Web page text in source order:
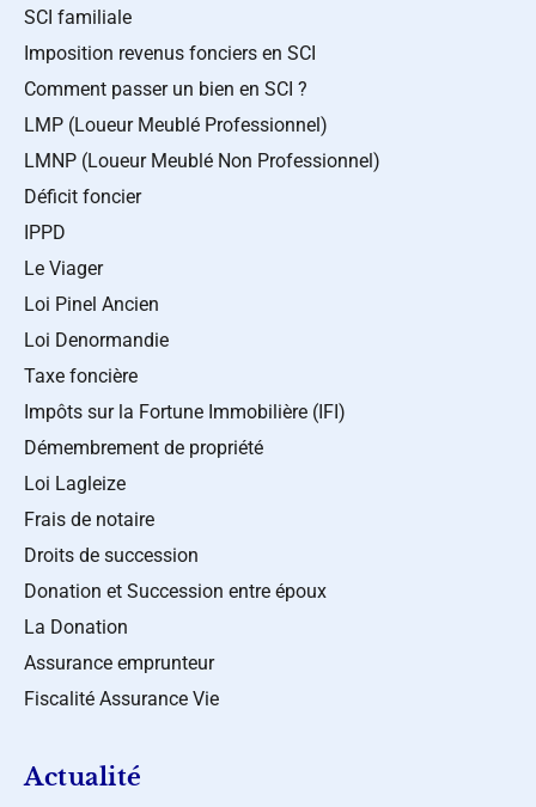
SCI familiale
Imposition revenus fonciers en SCI
Comment passer un bien en SCI ?
LMP (Loueur Meublé Professionnel)
LMNP (Loueur Meublé Non Professionnel)
Déficit foncier
IPPD
Le Viager
Loi Pinel Ancien
Loi Denormandie
Taxe foncière
Impôts sur la Fortune Immobilière (IFI)
Démembrement de propriété
Loi Lagleize
Frais de notaire
Droits de succession
Donation et Succession entre époux
La Donation
Assurance emprunteur
Fiscalité Assurance Vie
Actualité